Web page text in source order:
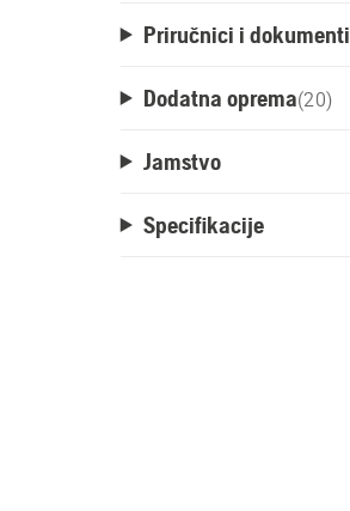
Priručnici i dokumenti
Dodatna oprema(20)
Jamstvo
Specifikacije